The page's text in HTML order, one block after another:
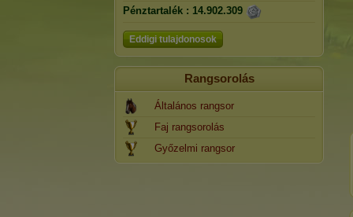
Pénztartalék : 14.902.309
Eddigi tulajdonosok
Rangsorolás
Általános rangsor
Faj rangsorolás
Győzelmi rangsor